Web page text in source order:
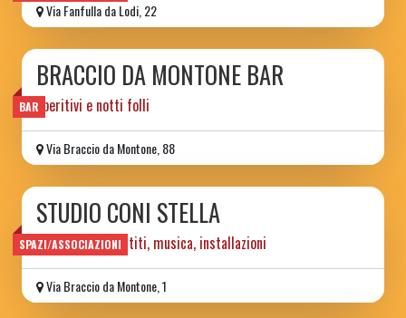
Via Fanfulla da Lodi, 22
BAR
BRACCIO DA MONTONE BAR
aperitivi e notti folli
Via Braccio da Montone, 88
SPAZI/ASSOCIAZIONI
STUDIO CONI STELLA
idee, gioielli, vestiti, musica, installazioni
Via Braccio da Montone, 1